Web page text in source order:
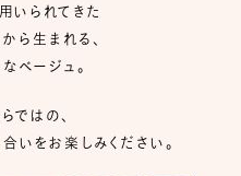
いられてきた
から生まれる、
ベージュ。
ではの、
いをお楽しみください。